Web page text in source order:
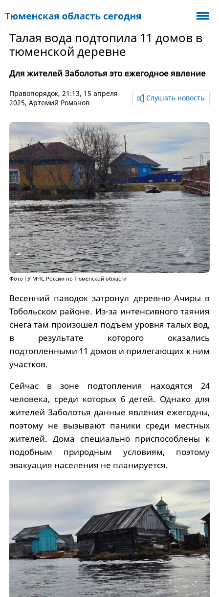
Талая вода подтопила 11 домов в
тюменской деревне
Для жителей Заболотья это ежегодное явление
Правопорядок, 21:13, 15 апреля
2025, Артемий Романов
Слушать новость
Фото ГУ МЧС России по Тюменской области
Весенний паводок затронул деревню Ачиры в
Тобольском районе. Из-за интенсивного таяния
снега там произошел подъем уровня талых вод,
в результате которого оказались
подтопленными 11 домов и прилегающих к ним
участков.
Сейчас в зоне подтопления находятся 24
человека, среди которых 6 детей. Однако для
жителей Заболотья данные явления ежегодны,
поэтому не вызывают паники среди местных
жителей. Дома специально приспособлены к
подобным природным условиям, поэтому
эвакуация населения не планируется.